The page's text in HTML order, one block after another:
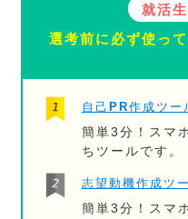
就活
選考前に必ず使っ
自己PR作成ツー
簡単3分！スマ
ちツールです。
志望動機作成ツ
簡単3分！スマ